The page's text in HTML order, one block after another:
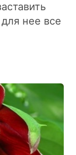
нее все